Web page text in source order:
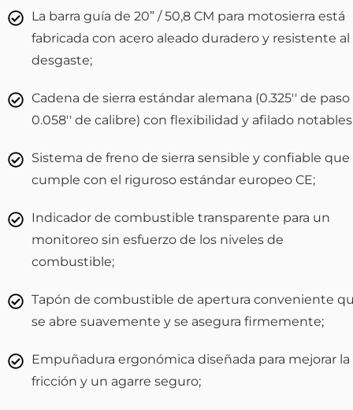
La barra guía de 20” / 50,8 CM para motosierra está
fabricada con acero aleado duradero y resistente al
desgaste;
Cadena de sierra estándar alemana (0.325'' de paso
0.058'' de calibre) con flexibilidad y afilado notables
Sistema de freno de sierra sensible y confiable que
cumple con el riguroso estándar europeo CE;
Indicador de combustible transparente para un
monitoreo sin esfuerzo de los niveles de
combustible;
Tapón de combustible de apertura conveniente
se abre suavemente y se asegura firmemente;
Empuñadura ergonómica diseñada para mejorar la
fricción y un agarre seguro;